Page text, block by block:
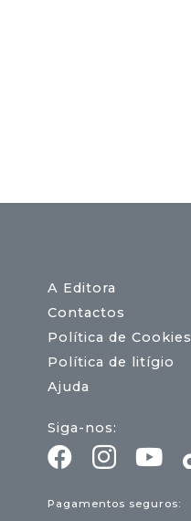
A Editora
Contactos
Política de Cookies
Política de litígio
Ajuda
Siga-nos:
Pagamentos seguros: